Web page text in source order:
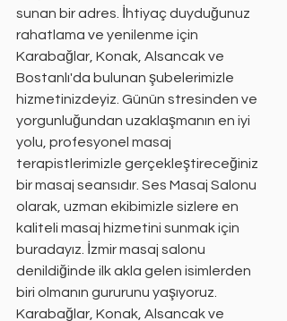
sunan bir adres. İhtiyaç duyduğunuz
rahatlama ve yenilenme için
Karabağlar, Konak, Alsancak ve
Bostanlı'da bulunan şubelerimizle
hizmetinizdeyiz. Günün stresinden ve
yorgunluğundan uzaklaşmanın en iyi
yolu, profesyonel masaj
terapistlerimizle gerçekleştireceğiniz
bir masaj seansıdır. Ses Masaj Salonu
olarak, uzman ekibimizle sizlere en
kaliteli masaj hizmetini sunmak için
buradayız. İzmir masaj salonu
denildiğinde ilk akla gelen isimlerden
biri olmanın gururunu yaşıyoruz.
Karabağlar, Konak, Alsancak ve